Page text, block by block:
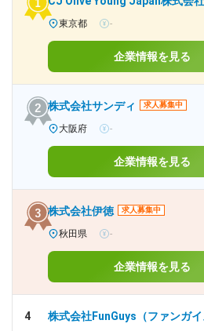
東京都 -
企業情報を見る
株式会社サンディ 求人募集中
大阪府 -
企業情報を見る
株式会社伊徳 求人募集中
秋田県 -
企業情報を見る
4 株式会社FunGuys（ファンガイ